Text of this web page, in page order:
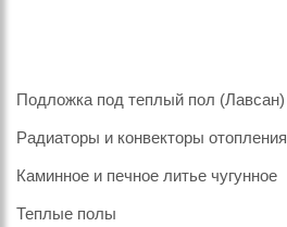
Подложка под теплый пол (Лавсан)
Радиаторы и конвекторы отопления
Каминное и печное литье чугунное
Теплые полы